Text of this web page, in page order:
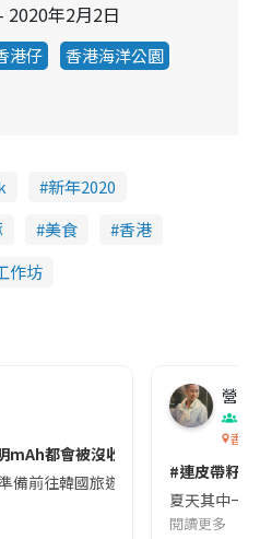
2020年2月2日
港仔 香港海洋公園
新年2020
美食
香港
作坊
mAh都會被沒收😱出發前切記檢查
準備前往韓國旅遊的民眾，近期要
營養
香港
#連皮帶籽
夏天其中一
閱讀更多